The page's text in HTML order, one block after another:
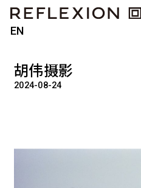
EN
胡伟摄影
2024-08-24